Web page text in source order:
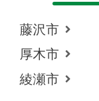
藤沢市
厚木市
綾瀬市